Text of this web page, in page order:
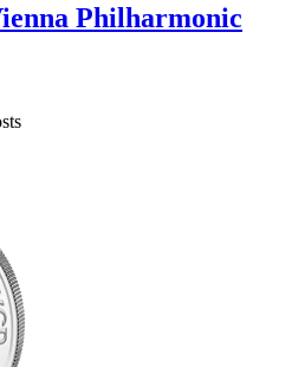
Philharmonic